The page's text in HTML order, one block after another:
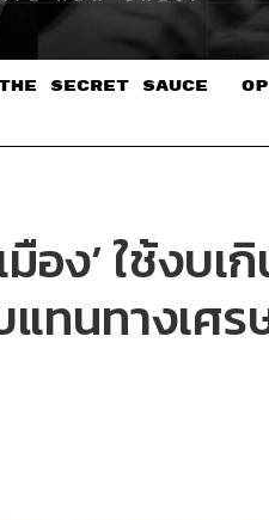
SECRET SAUCE​
ง’ ใช้งบเ
ทนทางเศ